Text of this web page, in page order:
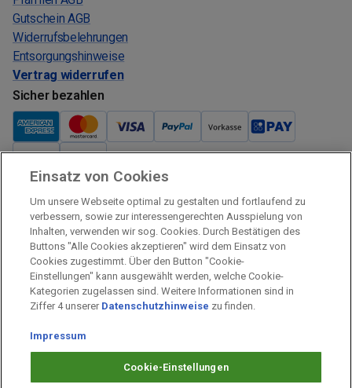
Gutschein AGB
Widerrufsbelehrungen
Entsorgungshinweise
Vertrag widerrufen
Sicher bezahlen
Verkauf und Versand
Kostenloser Versand:
Verkauf und Versand durch:
Verkauf Gutscheine durch:
Sicher einkaufen
Prämien Impressum
Prämien Datenschutz
Einsatz von Cookies
Um unsere Webseite optimal zu gestalten und fortlaufend zu
verbessern, sowie zur interessengerechten Ausspielung von
Inhalten, verwenden wir sog. Cookies. Durch Bestätigen des
Buttons "Alle Cookies akzeptieren" wird dem Einsatz von
Cookies zugestimmt. Über den Button "Cookie-
Einstellungen" kann ausgewählt werden, welche Cookie-
Kategorien zugelassen sind. Weitere Informationen sind in
Ziffer 4 unserer Datenschutzhinweise zu finden.
Impressum
Cookie-Einstellungen